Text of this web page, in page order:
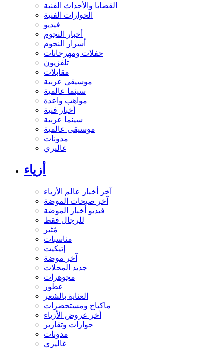
القضايا والأحداث الفنية
الحوارات الفنية
فيديو
أخبار النجوم
أسرار النجوم
حفلات ومهرجانات
تلفزيون
مقابلات
موسيقى عربية
سينما عالمية
مواهب واعدة
أخبار فنية
سينما عربية
موسيقى عالمية
مدونات
غاليري
أزياء
آخر أخبار عالم الأزياء
آخر صيحات الموضة
فيديو أخبار الموضة
للرجال فقط
مُثير
مناسبات
إتيكيت
آخر موضة
جديد المحلات
مجوهرات
عطور
العناية بالشعر
ماكياج ومستحضرات
أخر عروض الأزياء
حوارات وتقارير
مدونات
غاليري